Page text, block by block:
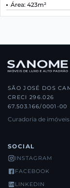
Área: 423m²
SÃO JOSÉ DOS
CRECI 296.026
67.503.166/0001-00
Curadoria de
SOCIAL
INSTAGRAM
FACEBOOK
LINKEDIN